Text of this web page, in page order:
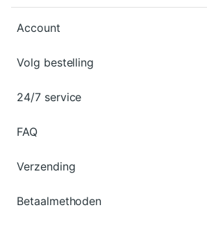
Account
Volg bestelling
24/7 service
FAQ
Verzending
Betaalmethoden